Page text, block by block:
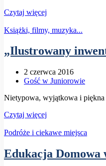
Czytaj więcej
Książki, filmy, muzyka...
„Ilustrowany
2 czerwca 2016
Gość w Juniorowie
Nietypowa, wyjątkowa i piękna
Czytaj więcej
Podróże i ciekawe miejsca
Edukacja